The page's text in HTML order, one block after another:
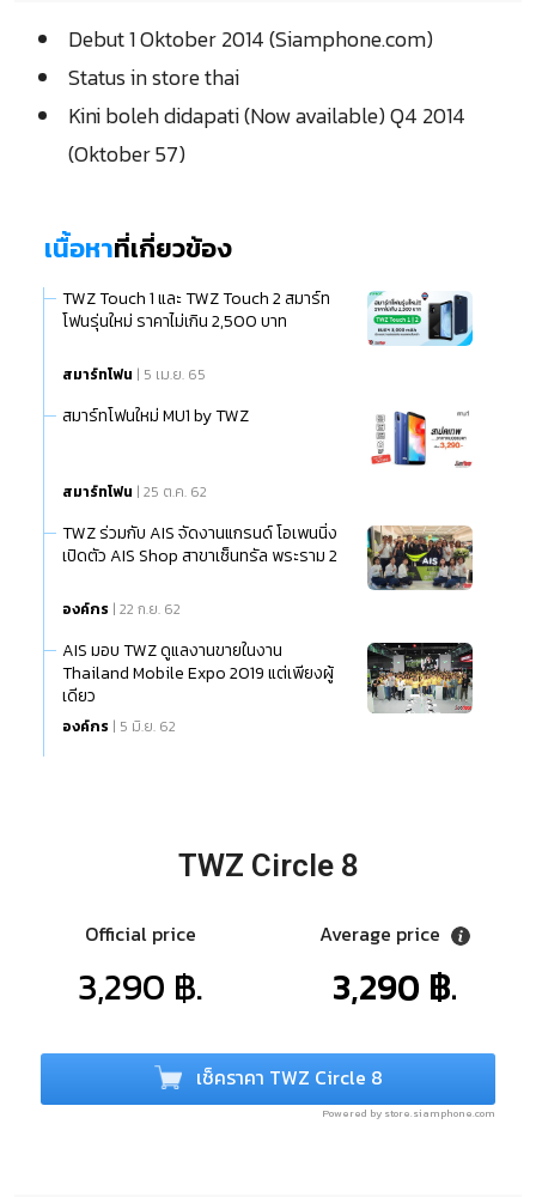
Debut 1 Oktober 2014 (Siamphone.com)
Status in store thai
Kini boleh didapati (Now available) Q4 2014
(Oktober 57)
เนื้อหาที่เกี่ยวข้อง
TWZ Touch 1 และ TWZ Touch 2 สมาร์ท
โฟนรุ่นใหม่ ราคาไม่เกิน 2,500 บาท
สมาร์ทโฟน | 5 เม.ย. 65
สมาร์ทโฟนใหม่ MU1 by TWZ
สมาร์ทโฟน | 25 ต.ค. 62
TWZ ร่วมกับ AIS จัดงานแกรนด์ โอเพนนิ่ง
เปิดตัว AIS Shop สาขาเซ็นทรัล พระราม 2
องค์กร | 22 ก.ย. 62
AIS มอบ TWZ ดูแลงานขายในงาน
Thailand Mobile Expo 2019 แต่เพียงผู้
เดียว
องค์กร | 5 มิ.ย. 62
TWZ Circle 8
Official price
3,290 ฿.
Average price
3,290 ฿.
เช็คราคา TWZ Circle 8
Powered by store.siamphone.com